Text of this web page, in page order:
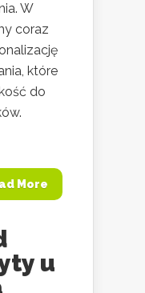
W
coraz
które
do
More
u